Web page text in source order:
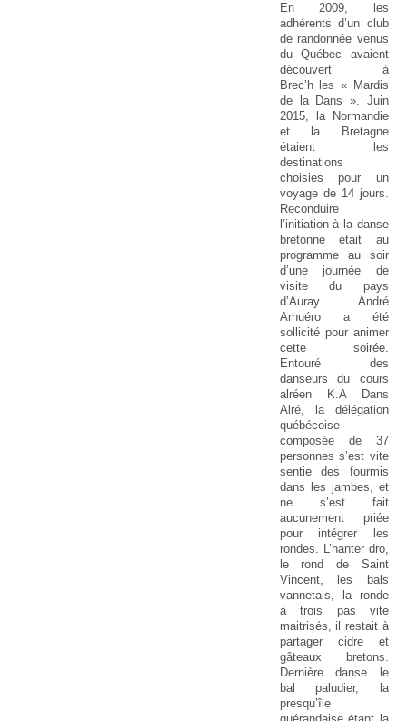
En 2009, les
adhérents d’un club
de randonnée venus
du Québec avaient
découvert à
Brec’h les « Mardis
de la Dans ». Juin
2015, la Normandie
et la Bretagne
étaient les
destinations
choisies pour un
voyage de 14 jours.
Reconduire
l’initiation à la danse
bretonne était au
programme au soir
d’une journée de
visite du pays
d’Auray. André
Arhuéro a été
sollicité pour animer
cette soirée.
Entouré des
danseurs du cours
alréen K.A Dans
Alré, la délégation
québécoise
composée de 37
personnes s’est vite
sentie des fourmis
dans les jambes, et
ne s’est fait
aucunement priée
pour intégrer les
rondes. L’hanter dro,
le rond de Saint
Vincent, les bals
vannetais, la ronde
à trois pas vite
maitrisés, il restait à
partager cidre et
gâteaux bretons.
Dernière danse le
bal paludier, la
presqu’île